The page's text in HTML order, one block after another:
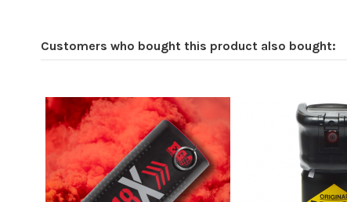
Customers who bought this product also bought: